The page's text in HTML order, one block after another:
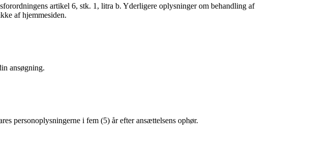
artikel 6, stk. 1, litra b. Yderligere oplysninger om behandling af
af hjemmesiden.
ansøgning.
personoplysningerne i fem (5) år efter ansættelsens ophør.